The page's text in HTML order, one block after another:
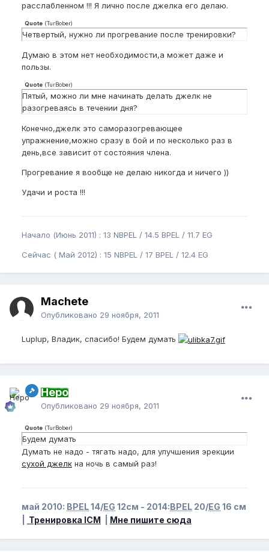
расслабленном !!! Я лично после джелка его делаю.
Quote (TurBober)
Четвертый, нужно ли прогревание после тренировки?
Думаю в этом нет необходимости,а может даже и
пользы.
Quote (TurBober)
Пятый, можно ли мне начинать делать джелк не
разогреваясь в течении дня?
Конечно,джелк это саморазогревающее
упражнение,можно сразу в бой и по несколько раз в
день,все зависит от состояния члена.
Прогревание я вообще не делаю никогда и ничего ))
Удачи и роста !!!
Начало (Июнь 2011) : 13 NBPEL / 14.5 BPEL / 11.7 EG
Сейчас ( Май 2012) : 15 NBPEL / 17 BPEL / 12.4 EG
Machete
Опубликовано 29 ноября, 2011
Luplup, Владик, спасибо! Будем думать
Неро
Опубликовано 29 ноября, 2011
Quote (TurBober)
Будем думать
Думать не надо - тягать надо, для улучшения эрекции
сухой джелк на ночь в самый раз!
май 2010: BPEL14/EG 12см - 2014:BPEL 20/EG 16 см
Тренировка ICM Мне пишите сюда